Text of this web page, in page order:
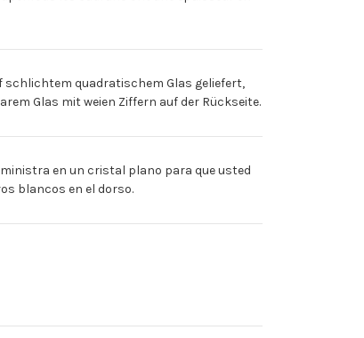
schlichtem quadratischem Glas geliefert,
Glas mit weien Ziffern auf der Rückseite.
en un cristal plano para que usted
blancos en el dorso.